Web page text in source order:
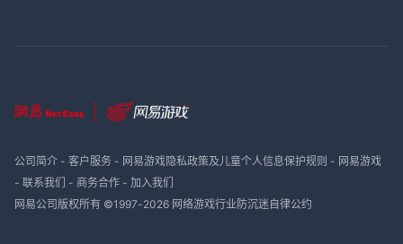
公司简介- 客户服务- 网易游戏隐私政策及儿童个人信息保护规则 - 网易游戏
- 联系我们 - 商务合作- 加入我们
网易公司版权所有 ©1997-2026 网络游戏行业防沉迷自律公约